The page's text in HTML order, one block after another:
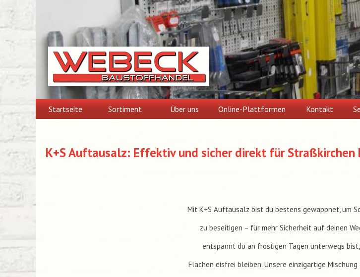
content
Startseite Sortiment Über uns Online-Plattformen Kontakt
K+S Auftausalz: Effektiv und sicher direkt für Straßkirchen
Mit K+S Auftausalz bist du bestens gewappnet, um
zu beseitigen – für mehr Sicherheit auf deinen
entspannt du an frostigen Tagen unterwegs
Flächen eisfrei bleiben. Unsere einzigartige